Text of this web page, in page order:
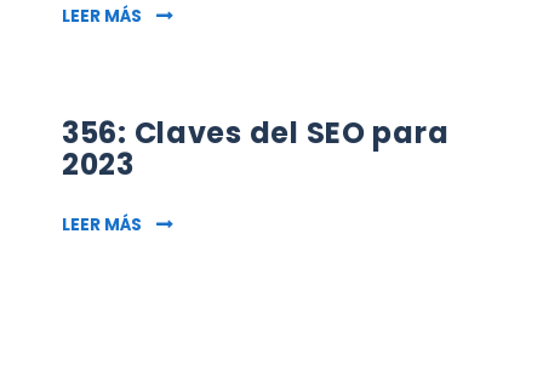
LEER MÁS 356: CLAVES DEL SEO PARA 2023
356: Claves del SEO para
2023
LEER MÁS 356: CLAVES DEL SEO PARA 2023